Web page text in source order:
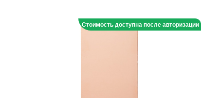
Стоимость доступна после авторизации